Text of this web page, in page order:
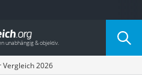
Vergleich 2026